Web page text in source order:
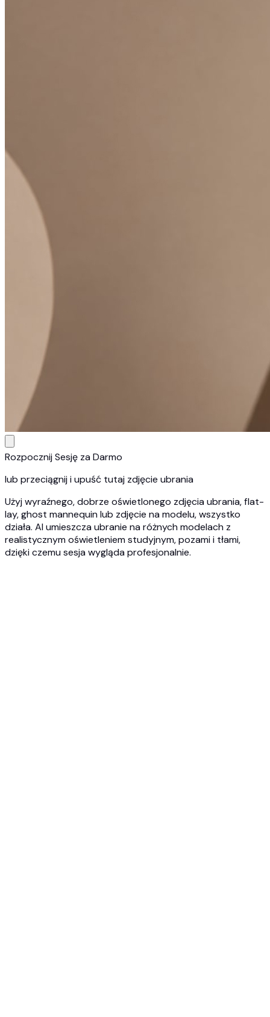
Rozpocznij Sesję za Darmo
lub przeciągnij i upuść tutaj zdjęcie ubrania
Użyj wyraźnego, dobrze oświetlonego zdjęcia ubrania, flat-
lay, ghost mannequin lub zdjęcie na modelu, wszystko
działa. AI umieszcza ubranie na różnych modelach z
realistycznym oświetleniem studyjnym, pozami i tłami,
dzięki czemu sesja wygląda profesjonalnie.